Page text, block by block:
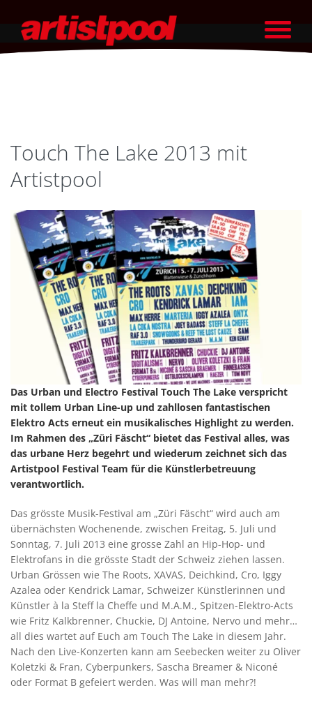
Touch The Lake 2013 mit
Artistpool
Das Urban und Electro Festival Touch The Lake verspricht
mit tollem Urban Line-up und zahllosen fantastischen
Elektro Acts erneut ein musikalisches Highlight zu werden.
Im Rahmen des „Züri Fäscht“ bietet das Festival alles, was
das urbane Herz begehrt und wiederum zeichnet sich das
Artistpool Festival Team für die Künstlerbetreuung
verantwortlich.
Das grösste Musik-Festival am „Züri Fäscht“ wird auch am
übernächsten Wochenende, zwischen Freitag, 5. Juli und
Sonntag, 7. Juli 2013 eine grosse Zahl an Hip-Hop- und
Elektrofans in die grösste Stadt der Schweiz ziehen lassen.
Urban Grössen wie The Roots, XAVAS, Deichkind, Cro, Iggy
Azalea oder Kendrick Lamar, Schweizer Künstlerinnen und
Künstler à la Steff la Cheffe und M.A.M., Spitzen-Elektro-Acts
wie Fritz Kalkbrenner, Chuckie, DJ Antoine, Nervo und mehr…
all dies wartet auf Euch am Touch The Lake in diesem Jahr.
Nach den Live-Konzerten kann am Seebecken weiter zu Oliver
Koletzki & Fran, Cyberpunkers, Sascha Breamer & Niconé
oder Format B gefeiert werden. Was will man mehr?!